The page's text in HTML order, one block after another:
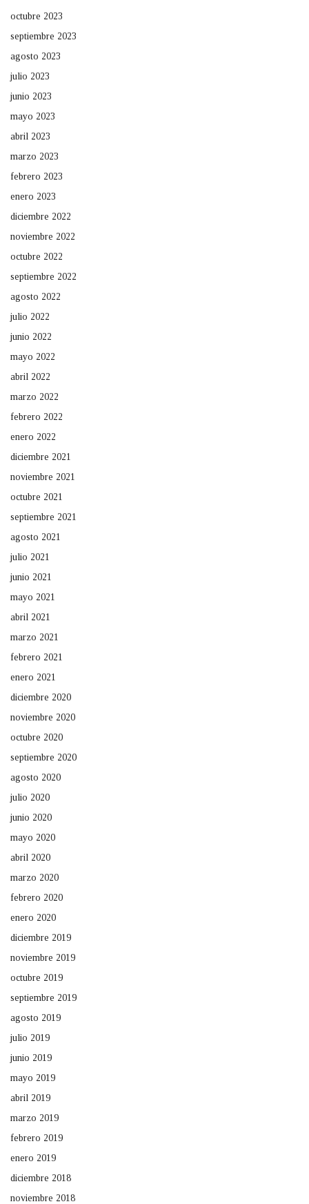
octubre 2023
septiembre 2023
agosto 2023
julio 2023
junio 2023
mayo 2023
abril 2023
marzo 2023
febrero 2023
enero 2023
diciembre 2022
noviembre 2022
octubre 2022
septiembre 2022
agosto 2022
julio 2022
junio 2022
mayo 2022
abril 2022
marzo 2022
febrero 2022
enero 2022
diciembre 2021
noviembre 2021
octubre 2021
septiembre 2021
agosto 2021
julio 2021
junio 2021
mayo 2021
abril 2021
marzo 2021
febrero 2021
enero 2021
diciembre 2020
noviembre 2020
octubre 2020
septiembre 2020
agosto 2020
julio 2020
junio 2020
mayo 2020
abril 2020
marzo 2020
febrero 2020
enero 2020
diciembre 2019
noviembre 2019
octubre 2019
septiembre 2019
agosto 2019
julio 2019
junio 2019
mayo 2019
abril 2019
marzo 2019
febrero 2019
enero 2019
diciembre 2018
noviembre 2018